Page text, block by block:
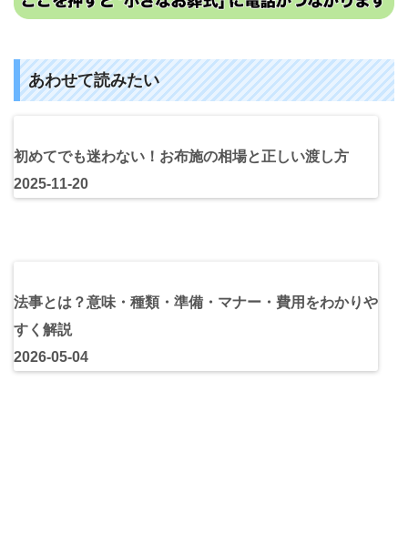
あわせて読みたい
初めてでも迷わない！お布施の相場と正しい渡し方
2025-11-20
法事とは？意味・種類・準備・マナー・費用をわかりや
すく解説
2026-05-04